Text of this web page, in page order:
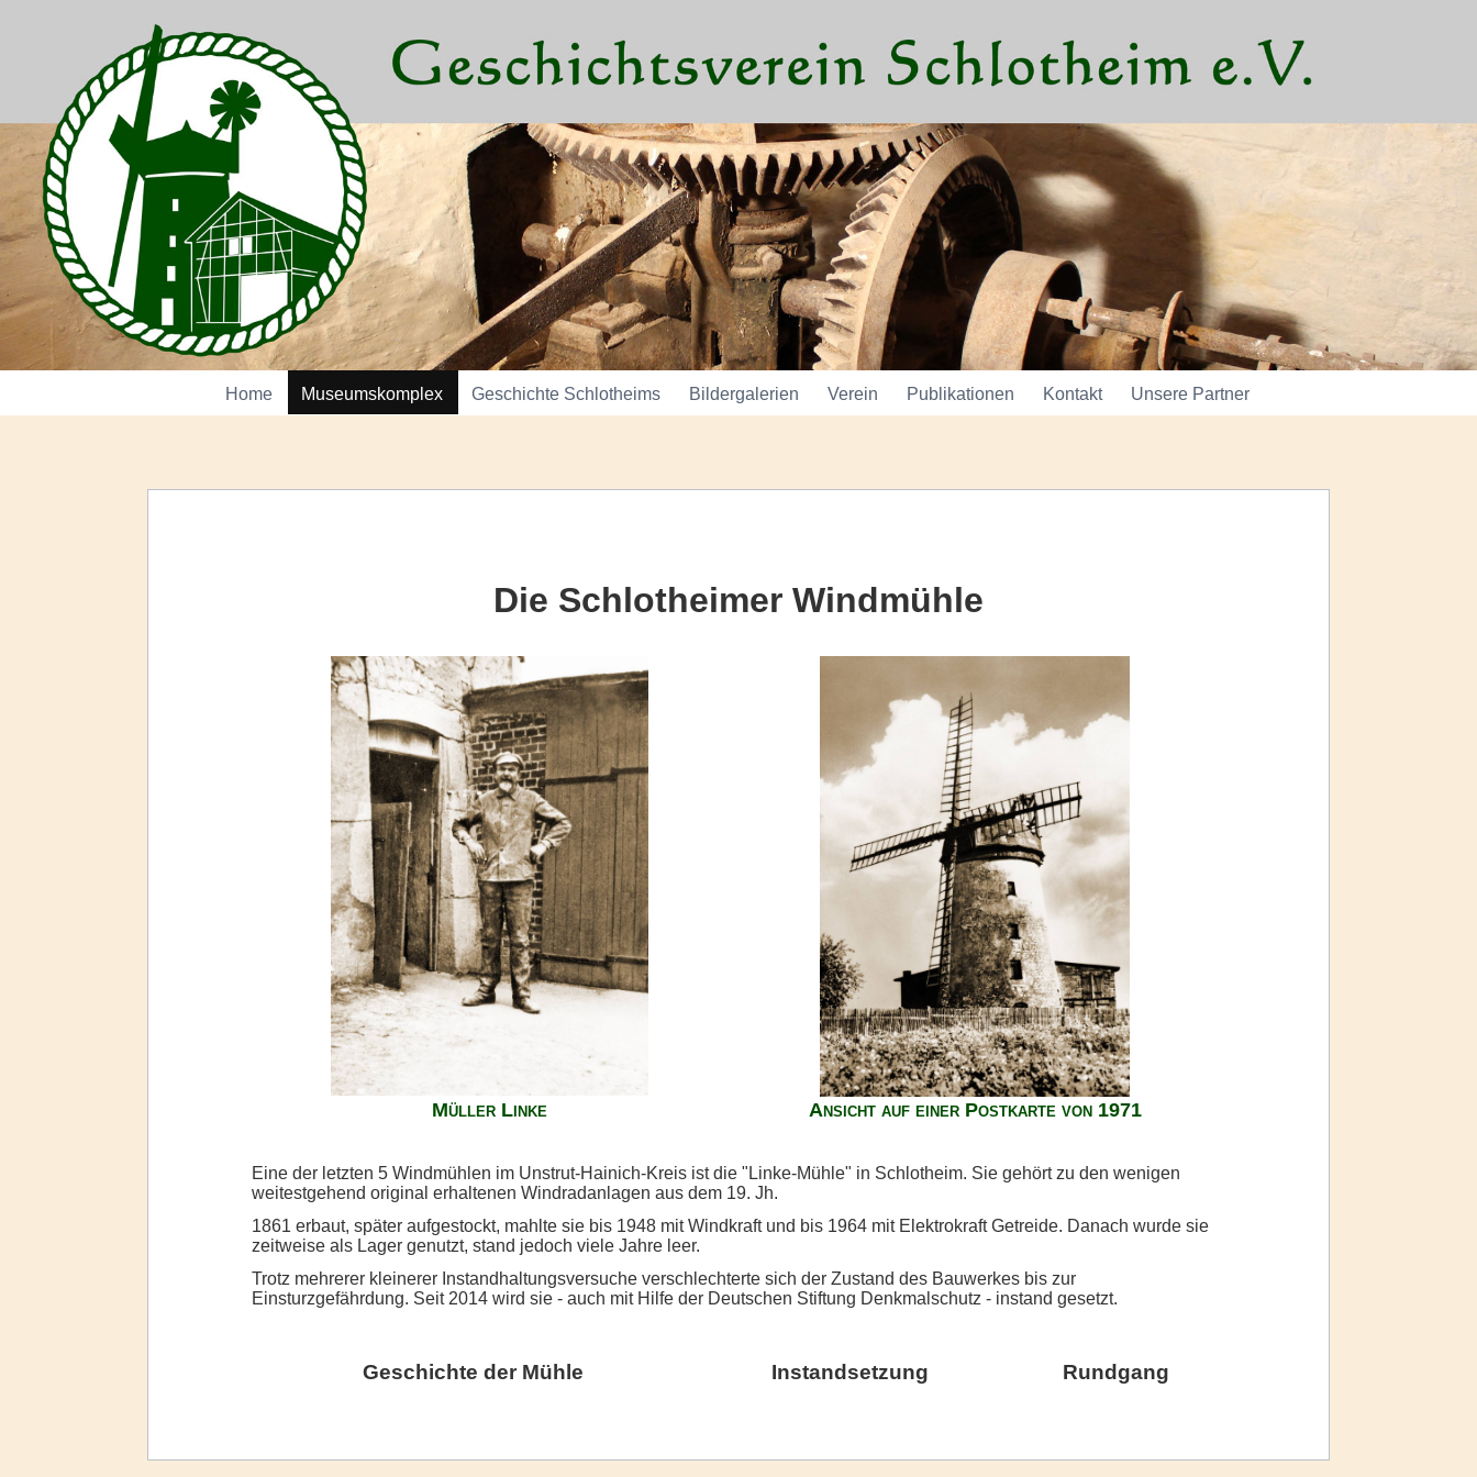
Home Museumskomplex Geschichte Schlotheims Bildergalerien Verein Publikationen Kontakt Unsere Partner
Die Schlotheimer Windmühle
Müller Linke Ansicht auf einer Postkarte von 1971
Eine der letzten 5 Windmühlen im Unstrut-Hainich-Kreis ist die "Linke-Mühle" in Schlotheim. Sie gehört zu den wenigen
weitestgehend original erhaltenen Windradanlagen aus dem 19. Jh.
1861 erbaut, später aufgestockt, mahlte sie bis 1948 mit Windkraft und bis 1964 mit Elektrokraft Getreide. Danach wurde sie
zeitweise als Lager genutzt, stand jedoch viele Jahre leer.
Trotz mehrerer kleinerer Instandhaltungsversuche verschlechterte sich der Zustand des Bauwerkes bis zur
Einsturzgefährdung. Seit 2014 wird sie - auch mit Hilfe der Deutschen Stiftung Denkmalschutz - instand gesetzt.
Geschichte der Mühle Instandsetzung Rundgang